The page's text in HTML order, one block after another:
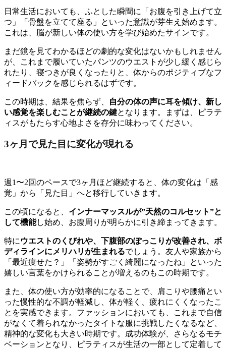
日常生活においても、ふとした瞬間に「お腹を引き上げて立
つ」「骨盤を立てて座る」といった意識が芽生え始めます。
これは、脳が新しい体の使い方を学び始めたサインです。
まだ鏡を見てわかるほどの劇的な変化はないかもしれません
が、これまで履いていたパンツのウエストが少し緩く感じら
れたり、寝つきが良くなったりと、体からのポジティブなフ
ィードバックを感じられるはずです。
この時期は、結果を焦らず、
自分の体の声に耳を傾け、新し
い感覚を楽しむことが継続の鍵となります。まずは、ピラテ
ィスがもたらす心地よさを存分に味わってください。
3ヶ月で見た目に変化が現れる
週1〜2回のペースで3ヶ月ほど継続すると、体の変化は「感
覚」から「見た目」へと移行していきます。
この頃になると、 インナーマッスルが”天然のコルセット”と
して機能し始め、お腹周りが明らかに引き締まってきます。
特に ウエストのくびれや、下腹部のぽっこりが改善され、ボ
ディラインにメリハリが生まれるでしょう。友人や家族から
「最近痩せた？」「姿勢がすごく綺麗になったね」といった
嬉しい言葉をかけられることが増えるのもこの時期です。
また、体の使い方が効率的になることで、肩こりや腰痛とい
った慢性的な不調が軽減し、体が軽く、疲れにくくなったこ
とを実感できます。ファッションにおいても、これまで自信
がなくて着られなかったタイトな服に挑戦したくなるなど、
精神的な変化も大きい時期です。成功体験が、さらなるモチ
ベーションとなり、ピラティスが生活の一部として定着して